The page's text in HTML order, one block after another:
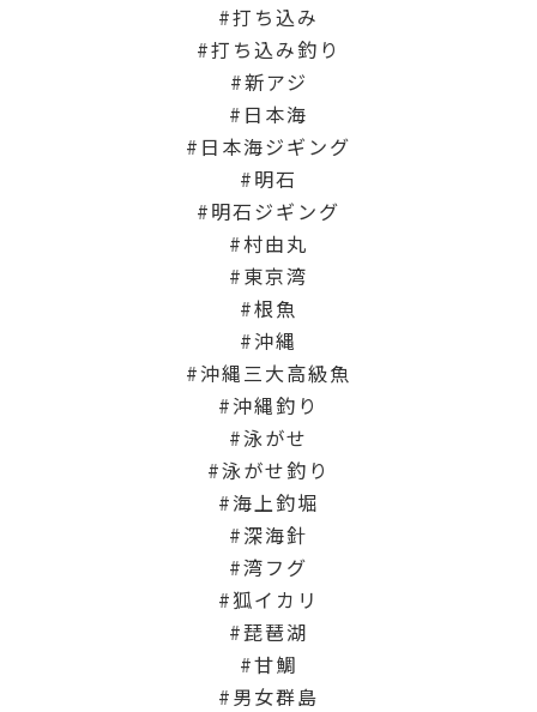
打ち込み
打ち込み釣り
新アジ
日本海
日本海ジギング
明石
明石ジギング
村由丸
東京湾
根魚
沖縄
沖縄三大高級魚
沖縄釣り
泳がせ
泳がせ釣り
海上釣堀
深海針
湾フグ
狐イカリ
琵琶湖
甘鯛
男女群島